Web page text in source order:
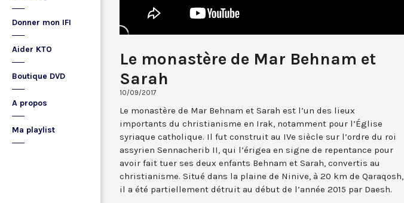
Donner mon IFI
Aider KTO
Boutique DVD
A propos
Ma playlist
Le monastère de Mar Behnam et
Sarah
10/09/2017
Le monastère de Mar Behnam et Sarah est l’un des lieux
importants du christianisme en Irak, notamment pour l’Église
syriaque catholique. Il fut construit au IVe siècle sur l’ordre du roi
assyrien Sennacherib II, qui l’érigea en signe de repentance pour
avoir fait tuer ses deux enfants Behnam et Sarah, convertis au
christianisme. Situé dans la plaine de Ninive, à 20 km de Qaraqosh,
il a été partiellement détruit au début de l’année 2015 par Daesh.